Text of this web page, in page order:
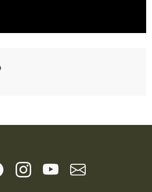
Pentagon S.A. - Coordonnées de la personne